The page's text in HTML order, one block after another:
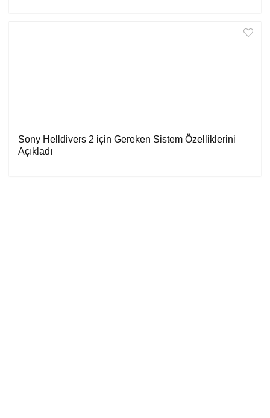
Sony Helldivers 2 için Gereken Sistem Özelliklerini
Açıkladı